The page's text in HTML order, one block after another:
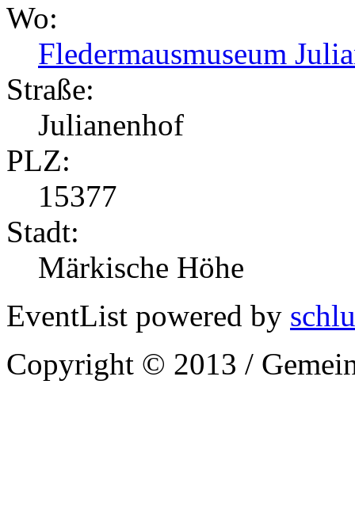
Wo:
Fledermausmuseum
Straße:
Julianenhof
PLZ:
15377
Stadt:
Märkische Höhe
EventList powered by
Copyright © 2013 /